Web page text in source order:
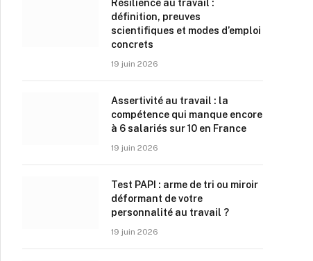
Résilience au travail :
définition, preuves
scientifiques et modes d’emploi
concrets
19 juin 2026
Assertivité au travail : la
compétence qui manque encore
à 6 salariés sur 10 en France
19 juin 2026
Test PAPI : arme de tri ou miroir
déformant de votre
personnalité au travail ?
19 juin 2026